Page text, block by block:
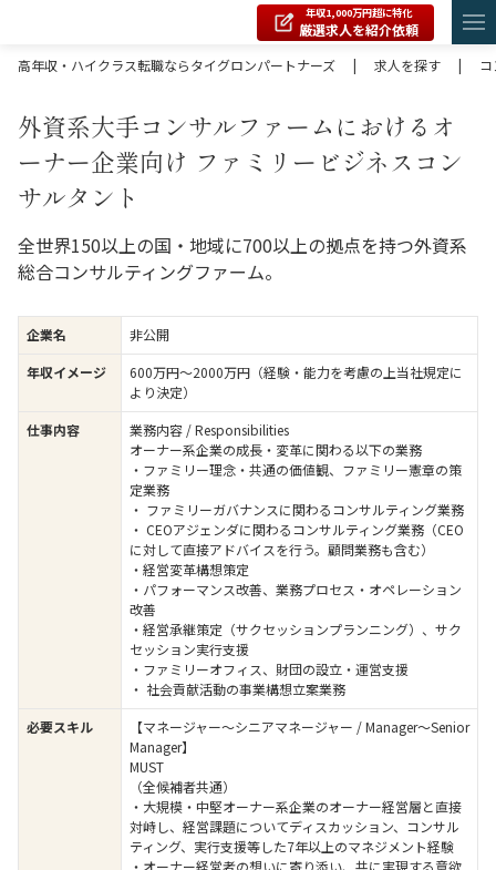
年収1,000万円超に特化
厳選求人を紹介依頼
高年収・ハイクラス転職ならタイグロンパートナーズ
| 求人を探す |
外資系大手コンサルファームにおけるオ
ーナー企業向け ファミリービジネスコン
サルタント
全世界150以上の国・地域に700以上の拠点を持つ外資系
総合コンサルティングファーム。
企業名
非公開
年収イメージ
600万円〜2000万円（経験・能力を考慮の上当社規定に
より決定）
仕事内容
業務内容 / Responsibilities
オーナー系企業の成長・変革に関わる以下の業務
・ファミリー理念・共通の価値観、ファミリー憲章の策
定業務
・ ファミリーガバナンスに関わるコンサルティング業務
・ CEOアジェンダに関わるコンサルティング業務（CEO
に対して直接アドバイスを行う。顧問業務も含む）
・経営変革構想策定
・パフォーマンス改善、業務プロセス・オペレーション
改善
・経営承継策定（サクセッションプランニング）、サク
セッション実行支援
・ファミリーオフィス、財団の設立・運営支援
・ 社会貢献活動の事業構想立案業務
必要スキル
【マネージャー～シニアマネージャー / Manager～Senior
Manager】
MUST
（全候補者共通）
・大規模・中堅オーナー系企業のオーナー経営層と直接
対峙し、経営課題についてディスカッション、コンサル
ティング、実行支援等した7年以上のマネジメント経験
・オーナー経営者の想いに寄り添い、共に実現する意欲